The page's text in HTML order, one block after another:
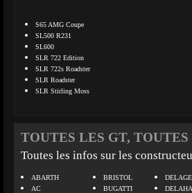
S65 AMG Coupe
SL500 R231
SL600
SLR 722 Edition
SLR 722s Roadster
SLR Roadster
SLR Stirling Moss
TOUTES LES GT,
Toutes les infos sur les
ABARTH
AC
BRISTOL
BUGATTI
DELAGE